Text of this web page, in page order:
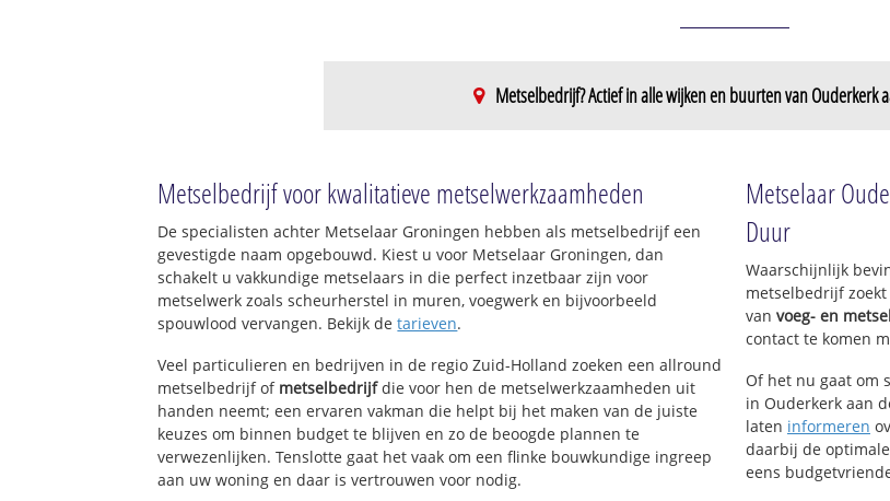
Metselbedrijf? Actief in alle wijken en buurten van Ouderkerk
Ouderkerk Noord
Ouderkerk Oost
Metselbedrijf voor kwalitatieve metselwerkzaamheden
De specialisten achter Metselaar Groningen hebben als metselbedrijf een
gevestigde naam opgebouwd. Kiest u voor Metselaar Groningen, dan
schakelt u vakkundige metselaars in die perfect inzetbaar zijn voor
metselwerk zoals scheurherstel in muren, voegwerk en bijvoorbeeld
spouwlood vervangen. Bekijk detarieven.
Veel particulieren en bedrijven in de regio Zuid-Holland zoeken een allround
metselbedrijf of metselbedrijfdie voor hen de metselwerkzaamheden uit
handen neemt; een ervaren vakman die helpt bij het maken van de juiste
keuzes om binnen budget te blijven en zo de beoogde plannen te
verwezenlijken. Tenslotte gaat het vaak om een flinke bouwkundige ingreep
aan uw woning en daar is vertrouwen voor nodig.
Metselaar
Duur
Waarschijnlijk
metselbedrijf
van voeg- en
contact te komen
Of het nu gaat om
in Ouderkerk aan
laten informeren
daarbij de
eens